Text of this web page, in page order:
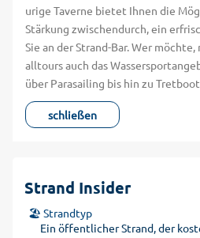
urige Taverne bietet Ihnen die
Stärkung zwischendurch, ein
Sie an der Strand-Bar. Wer
alltours auch das
über Parasailing bis hin zu
schließen
Strand Insider
🏖️ Strandtyp
Ein öffentlicher Strand, der